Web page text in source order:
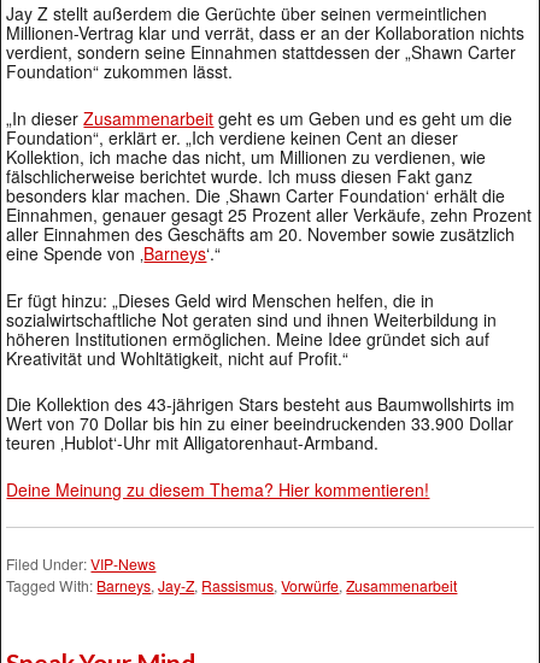
Jay Z stellt außerdem die Gerüchte über seinen vermeintlichen
Millionen-Vertrag klar und verrät, dass er an der Kollaboration nichts
verdient, sondern seine Einnahmen stattdessen der „Shawn Carter
Foundation“ zukommen lässt.
„In dieserZusammenarbeit geht es um Geben und es geht um die
Foundation“, erklärt er. „Ich verdiene keinen Cent an dieser
Kollektion, ich mache das nicht, um Millionen zu verdienen, wie
fälschlicherweise berichtet wurde. Ich muss diesen Fakt ganz
besonders klar machen. Die ‚Shawn Carter Foundation‘ erhält die
Einnahmen, genauer gesagt 25 Prozent aller Verkäufe, zehn Prozent
aller Einnahmen des Geschäfts am 20. November sowie zusätzlich
eine Spende von ‚ Barneys‘.“
Er fügt hinzu: „Dieses Geld wird Menschen helfen, die in
sozialwirtschaftliche Not geraten sind und ihnen Weiterbildung in
höheren Institutionen ermöglichen. Meine Idee gründet sich auf
Kreativität und Wohltätigkeit, nicht auf Profit.“
Die Kollektion des 43-jährigen Stars besteht aus Baumwollshirts im
Wert von 70 Dollar bis hin zu einer beeindruckenden 33.900 Dollar
teuren ‚Hublot‘-Uhr mit Alligatorenhaut-Armband.
Deine Meinung zu diesem Thema? Hier kommentieren!
Filed Under:VIP-News
Tagged With: Barneys,Jay-Z, Rassismus,Vorwürfe,Zusammenarbeit